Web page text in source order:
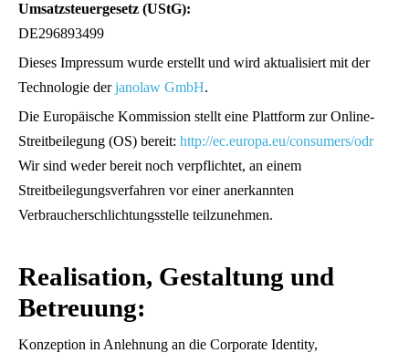
Umsatzsteuergesetz (UStG):
DE296893499
Dieses Impressum wurde erstellt und wird aktualisiert mit der
Technologie derjanolaw GmbH.
Die Europäische Kommission stellt eine Plattform zur Online-
Streitbeilegung (OS) bereit: http://ec.europa.eu/consumers/odr
Wir sind weder bereit noch verpflichtet, an einem
Streitbeilegungsverfahren vor einer anerkannten
Verbraucherschlichtungsstelle teilzunehmen.
Realisation, Gestaltung und
Betreuung:
Konzeption in Anlehnung an die Corporate Identity,